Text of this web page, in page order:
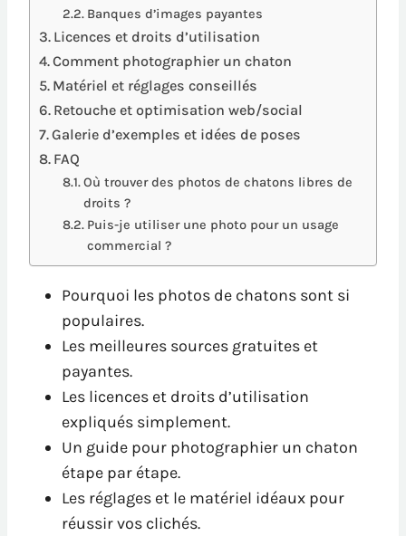
Banques d’images payantes
Licences et droits d’utilisation
Comment photographier un chaton
Matériel et réglages conseillés
Retouche et optimisation web/social
Galerie d’exemples et idées de poses
FAQ
Où trouver des photos de chatons libres de
droits ?
Puis-je utiliser une photo pour un usage
commercial ?
Pourquoi les photos de chatons sont si
populaires.
Les meilleures sources gratuites et
payantes.
Les licences et droits d’utilisation
expliqués simplement.
Un guide pour photographier un chaton
étape par étape.
Les réglages et le matériel idéaux pour
réussir vos clichés.